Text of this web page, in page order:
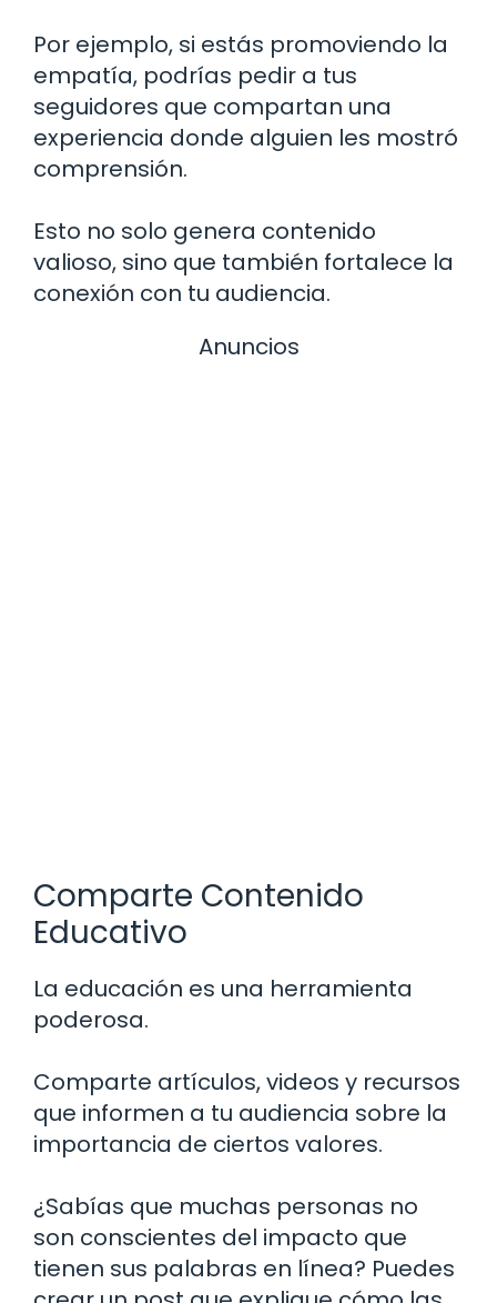
Por ejemplo, si estás promoviendo la
empatía, podrías pedir a tus
seguidores que compartan una
experiencia donde alguien les mostró
comprensión.
Esto no solo genera contenido
valioso, sino que también fortalece la
conexión con tu audiencia.
Anuncios
Comparte Contenido
Educativo
La educación es una herramienta
poderosa.
Comparte artículos, videos y recursos
que informen a tu audiencia sobre la
importancia de ciertos valores.
¿Sabías que muchas personas no
son conscientes del impacto que
tienen sus palabras en línea? Puedes